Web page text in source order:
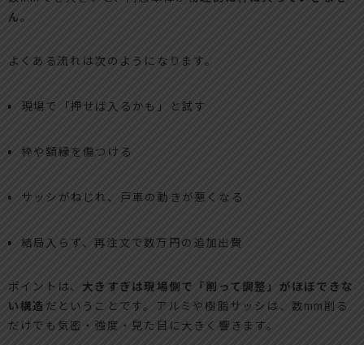
ん。
よくある流れは次のようになります。
現場で「押せば入るかも」と試す
枠や額縁を傷つける
サッシがねじれ、戸車の動きが悪くなる
結局入らず、再注文で数万円の追加出費
ポイントは、 大きすぎは現場側で「削って調整」がほぼできな
い構造 だということです。アルミや樹脂サッシは、数mm削る
だけでも気密・強度・見た目に大きく響きます。